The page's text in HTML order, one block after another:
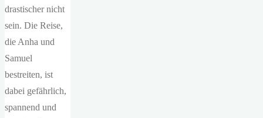
drastischer nicht
sein. Die Reise,
die Anha und
Samuel
bestreiten, ist
dabei gefährlich,
spannend und